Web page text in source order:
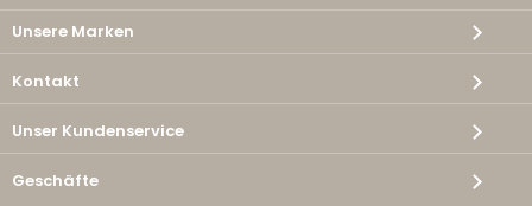
Unsere Marken
Kontakt
Unser Kundenservice
Geschäfte